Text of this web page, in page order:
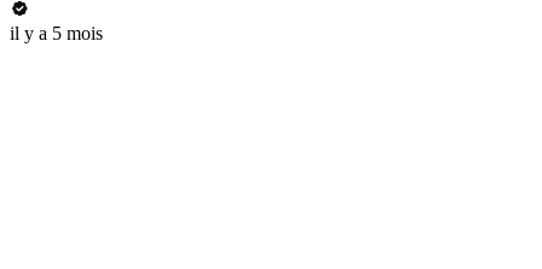
il y a 5 mois